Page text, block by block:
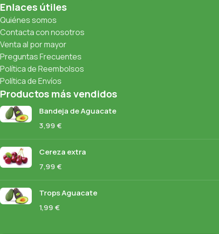
Enlaces útiles
Quiénes somos
Contacta con nosotros
Venta al por mayor
Preguntas Frecuentes
Política de Reembolsos
Política de Envíos
Productos más vendidos
Bandeja de Aguacate
3,99€
Cereza extra
7,99€
Trops Aguacate
1,99€